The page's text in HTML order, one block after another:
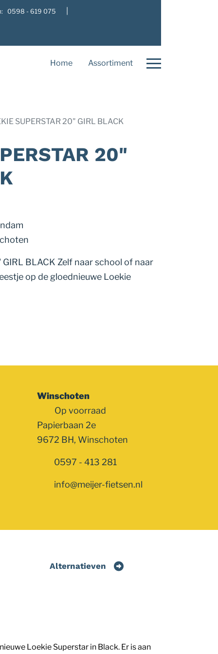
0598 - 619 075
Home Assortiment
SUPERSTAR 20" GIRL BLACK
20"
GIRL BLACK Zelf naar school of naar
op de gloednieuwe Loekie
Winschoten
Op voorraad
Papierbaan 2e
9672 BH, Winschoten
0597 - 413 281
info@meijer-fietsen.nl
Alternatieven
Loekie Superstar in Black. Er is aan